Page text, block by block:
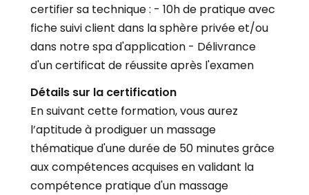
certifier sa technique : - 10h de pratique avec
fiche suivi client dans la sphère privée et/ou
dans notre spa d'application - Délivrance
d'un certificat de réussite après l'examen
Détails sur la certification
En suivant cette formation, vous aurez
l’aptitude à prodiguer un massage
thématique d'une durée de 50 minutes grâce
aux compétences acquises en validant la
compétence pratique d'un massage